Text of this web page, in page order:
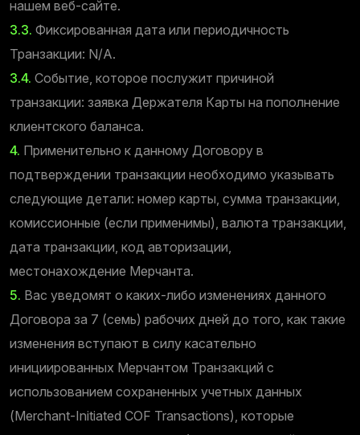
нашем веб-сайте.
3.3. Фиксированная дата или периодичность
Транзакции: N/A.
3.4. Событие, которое послужит причиной
транзакции: заявка Держателя Карты на пополнение
клиентского баланса.
4. Применительно к данному Договору в
подтверждении транзакции необходимо указывать
следующие детали: номер карты, сумма транзакции,
комиссионные (если применимы), валюта транзакции,
дата транзакции, код авторизации,
местонахождение Мерчанта.
5. Вас уведомят о каких-либо изменениях данного
Договора за 7 (семь) рабочих дней до того, как такие
изменения вступают в силу касательно
инициированных Мерчантом Транзакций с
использованием сохраненных учетных данных
(Merchant-Initiated COF Transactions), которые